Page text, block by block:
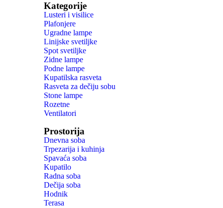
Kategorije
Lusteri i visilice
Plafonjere
Ugradne lampe
Linijske svetiljke
Spot svetiljke
Zidne lampe
Podne lampe
Kupatilska rasveta
Rasveta za dečiju sobu
Stone lampe
Rozetne
Ventilatori
Prostorija
Dnevna soba
Trpezarija i kuhinja
Spavaća soba
Kupatilo
Radna soba
Dečija soba
Hodnik
Terasa